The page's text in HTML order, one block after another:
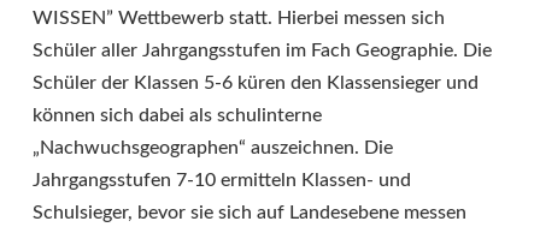
WISSEN” Wettbewerb statt. Hierbei messen sich
Schüler aller Jahrgangsstufen im Fach Geographie. Die
Schüler der Klassen 5-6 küren den Klassensieger und
können sich dabei als schulinterne
„Nachwuchsgeographen“ auszeichnen. Die
Jahrgangsstufen 7-10 ermitteln Klassen- und
Schulsieger, bevor sie sich auf Landesebene messen